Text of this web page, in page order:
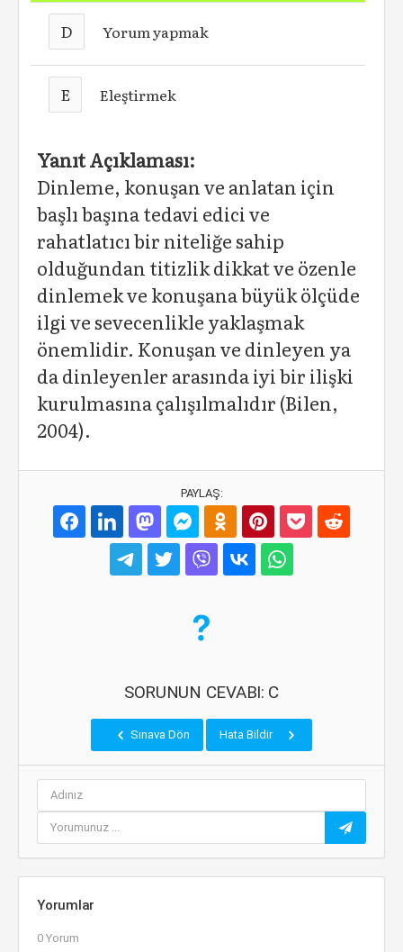
D Yorum yapmak
E Eleştirmek
Yanıt Açıklaması:
Dinleme, konuşan ve anlatan için
başlı başına tedavi edici ve
rahatlatıcı bir niteliğe sahip
olduğundan titizlik dikkat ve özenle
dinlemek ve konuşana büyük ölçüde
ilgi ve sevecenlikle yaklaşmak
önemlidir. Konuşan ve dinleyen ya
da dinleyenler arasında iyi bir ilişki
kurulmasına çalışılmalıdır (Bilen,
2004).
PAYLAŞ:
SORUNUN CEVABI: C
Sınava Dön Hata Bildir
Yorumlar
0 Yorum